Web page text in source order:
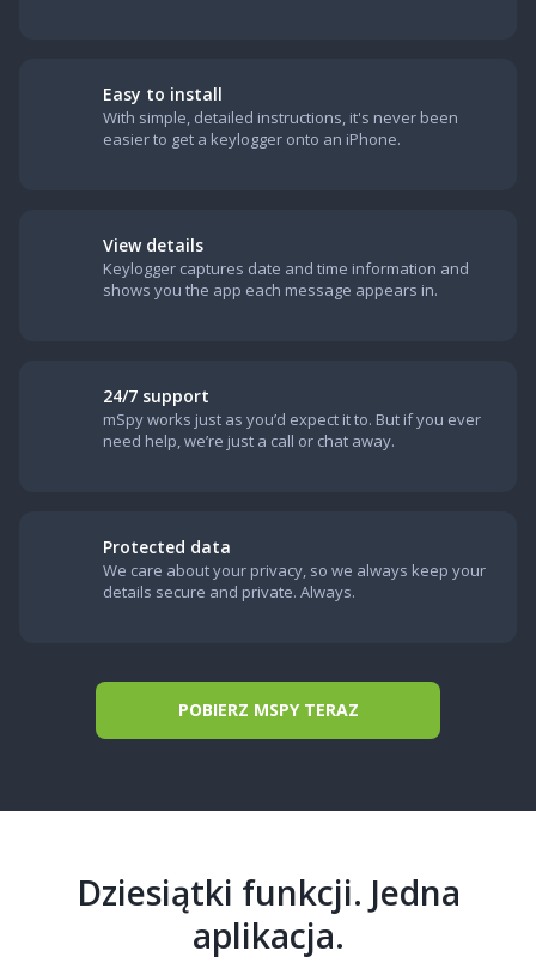
Easy to install
With simple, detailed instructions, it's never been
easier to get a keylogger onto an iPhone.
View details
Keylogger captures date and time information and
shows you the app each message appears in.
24/7 support
mSpy works just as you’d expect it to. But if you ever
need help, we’re just a call or chat away.
Protected data
We care about your privacy, so we always keep your
details secure and private. Always.
POBIERZ MSPY TERAZ
Dziesiątki funkcji. Jedna
aplikacja.